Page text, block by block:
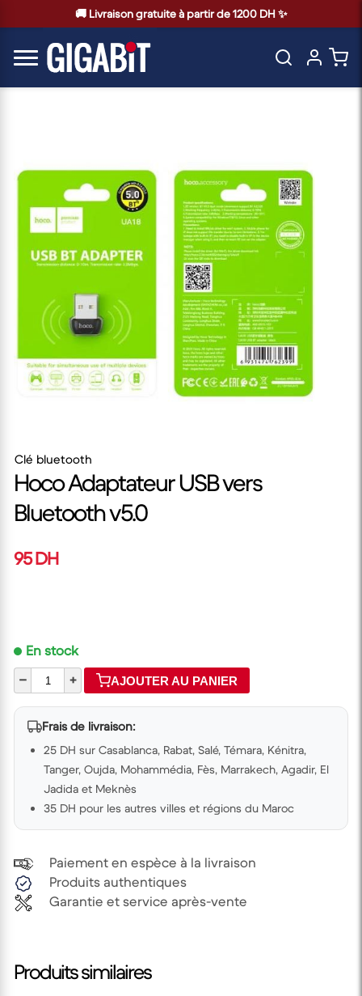
🚚 Livraison gratuite à partir de 1200 DH ✨
Clé bluetooth
Hoco Adaptateur USB vers
Bluetooth v5.0
95 DH
En stock
–
+ AJOUTER AU PANIER
Frais de livraison:
25 DH sur Casablanca, Rabat, Salé, Témara, Kénitra,
Tanger, Oujda, Mohammédia, Fès, Marrakech, Agadir, El
Jadida et Meknès
35 DH pour les autres villes et régions du Maroc
Paiement en espèce à la livraison
Produits authentiques
Garantie et service après-vente
Produits similaires